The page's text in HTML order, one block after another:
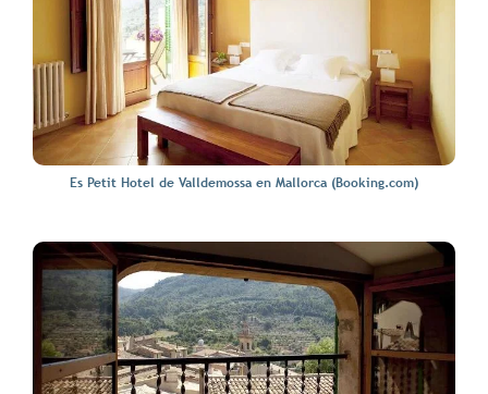
Es Petit Hotel de Valldemossa en Mallorca (Booking.com)